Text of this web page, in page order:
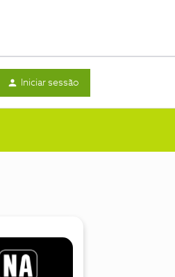
Iniciar sessão